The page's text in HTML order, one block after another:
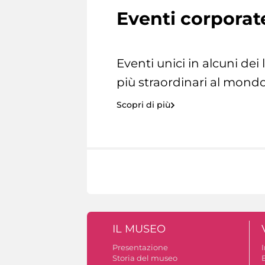
Eventi
Eventi unici in alcuni dei
più straordinari al
Scopri di più
IL MUSEO
Presentazione
Storia del museo